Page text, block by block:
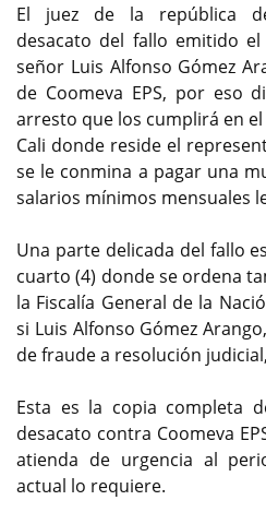
El juez de la república
desacato del fallo emitido
señor Luis Alfonso Gómez
de Coomeva EPS, por eso
arresto que los cumplirá en
Cali donde reside el
se le conmina a pagar una
salarios mínimos mensuales
Una parte delicada del fallo
cuarto (4) donde se ordena
la Fiscalía General de la
si Luis Alfonso Gómez
de fraude a resolución
Esta es la copia completa
desacato contra Coomeva
atienda de urgencia al
actual lo requiere.